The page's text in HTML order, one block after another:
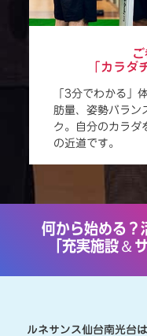
「カラダ
「3分でわかる」
肪量、姿勢バラン
ク。自分のカラダ
の近道です。
何から始める？
「充実施設 ＆
ルネサンス仙台南光台